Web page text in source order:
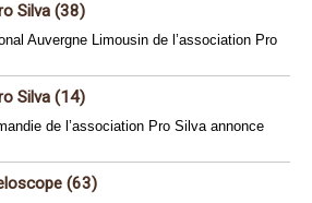
Silva (38)
Auvergne Limousin de l’association Pro
Silva (14)
de l’association Pro Silva annonce
(63)